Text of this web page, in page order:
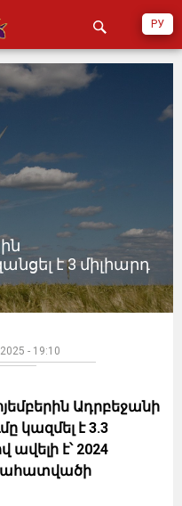
РУ
է 3 միլիարդ
- 19:10
Ադրբեջանի
կազմել է 3.3
ավելի է՝ 2024